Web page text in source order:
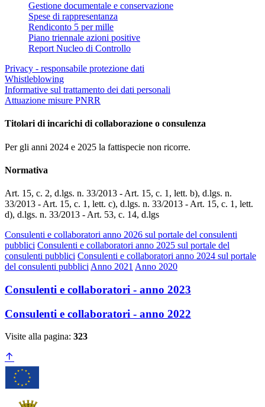
Gestione documentale e conservazione
Spese di rappresentanza
Rendiconto 5 per mille
Piano triennale azioni positive
Report Nucleo di Controllo
Privacy - responsabile protezione dati
Whistleblowing
Informative sul trattamento dei dati personali
Attuazione misure PNRR
Titolari di incarichi di collaborazione o consulenza
Per gli anni 2024 e 2025 la fattispecie non ricorre.
Normativa
Art. 15, c. 2, d.lgs. n. 33/2013 - Art. 15, c. 1, lett. b), d.lgs. n.
33/2013 - Art. 15, c. 1, lett. c), d.lgs. n. 33/2013 - Art. 15, c. 1, lett.
d), d.lgs. n. 33/2013 - Art. 53, c. 14, d.lgs
Consulenti e collaboratori anno 2026 sul portale del consulenti
pubblici Consulenti e collaboratori anno 2025 sul portale del
consulenti pubblici Consulenti e collaboratori anno 2024 sul portale
del consulenti pubblici Anno 2021 Anno 2020
Consulenti e collaboratori - anno 2023
Consulenti e collaboratori - anno 2022
Visite alla pagina: 323